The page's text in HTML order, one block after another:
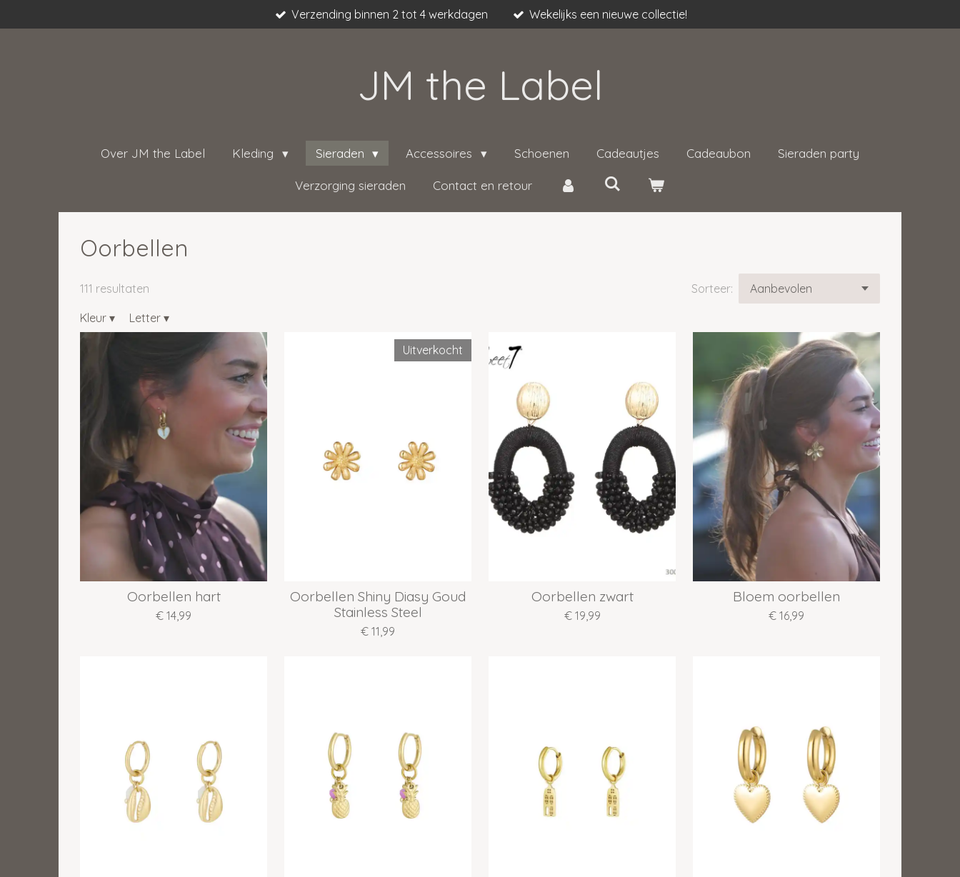
direct
Verzending binnen 2 tot 4 werkdagen Wekelijks een nieuwe collectie!
JM the Label
Over JM the Label Kleding Sieraden Accessoires Schoenen Cadeautjes Cadeaubon Sieraden party
Verzorging sieraden Contact en retour
Oorbellen
111 resultaten Sorteer:
Kleur ▾ Letter ▾
Oorbellen hart
€ 14,99
Uitverkocht
Oorbellen Shiny Diasy Goud
Stainless Steel
€ 11,99
Oorbellen zwart
€ 19,99
Bloem oorbellen
€ 16,99